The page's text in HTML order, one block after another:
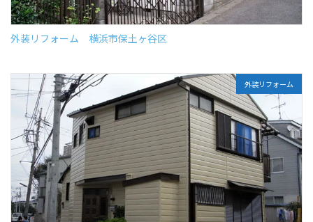
外装リフォーム 横浜市保土ヶ谷区
外装リフォーム